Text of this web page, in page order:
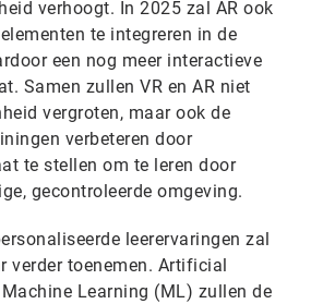
verhoogt. In 2025 zal AR ook
te integreren in de
een nog meer interactieve
Samen zullen VR en AR niet
vergroten, maar ook de
verbeteren door
te stellen om te leren door
gecontroleerde omgeving.
leerervaringen zal
verder toenemen. Artificial
Learning (ML) zullen de